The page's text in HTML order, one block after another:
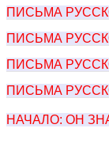
ПИСЬМА
П ИСЬМА
ПИСЬМА
ПИСЬМА
НАЧАЛО: ОН